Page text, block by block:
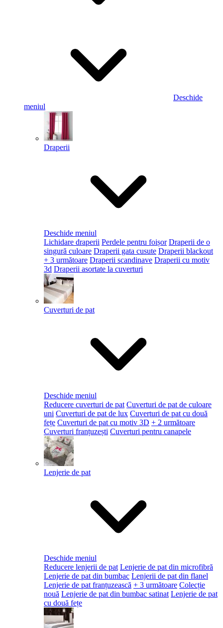
Deschide
meniul
Draperii
Deschide meniul
Lichidare draperii Perdele pentru foișor Draperii de o
singură culoare Draperii gata cusute Draperii blackout
+ 3 următoare Draperii scandinave Draperii cu motiv
3d Draperii asortate la cuverturi
Cuverturi de pat
Deschide meniul
Reducere cuverturi de pat Cuverturi de pat de culoare
uni Cuverturi de pat de lux Cuverturi de pat cu două
fețe Cuverturi de pat cu motiv 3D + 2 următoare
Cuverturi franțuzești Cuverturi pentru canapele
Lenjerie de pat
Deschide meniul
Reducere lenjerii de pat Lenjerie de pat din microfibră
Lenjerie de pat din bumbac Lenjerii de pat din flanel
Lenjerie de pat franțuzească + 3 următoare Colecție
nouă Lenjerie de pat din bumbac satinat Lenjerie de pat
cu două fețe